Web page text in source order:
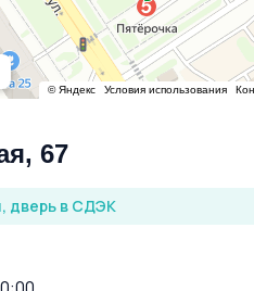
67
дверь в СДЭК